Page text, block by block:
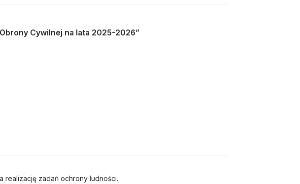
Cywilnej na lata 2025-2026”
realizację zadań ochrony ludności.